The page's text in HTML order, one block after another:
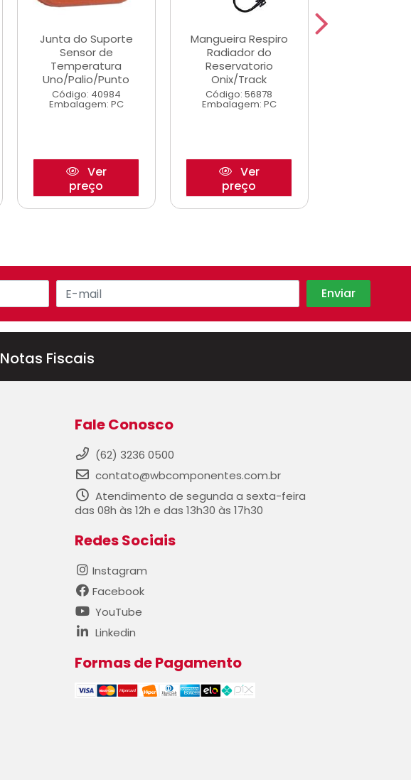
Junta do Suporte
Sensor de
Temperatura
Uno/Palio/Punto
Código: 40984
Embalagem: PC
Ver
preço
Mangueira Respiro
Radiador do
Reservatorio
Onix/Track
Código: 56878
Embalagem: PC
Ver
preço
Notas Fiscais
Fale Conosco
(62) 3236 0500
contato@wbcomponentes.com.br
Atendimento de segunda a sexta-feira
das 08h às 12h e das 13h30 às 17h30
Redes Sociais
Instagram
Facebook
YouTube
Linkedin
Formas de Pagamento